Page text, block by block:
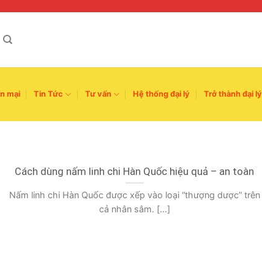
mại Tin Tức Tư vấn Hệ thống đại lý Trở thành đại lý
Cách dùng nấm linh chi Hàn Quốc hiệu quả – an toàn
Nấm linh chi Hàn Quốc được xếp vào loại “thượng dược” trên
cả nhân sâm. [...]